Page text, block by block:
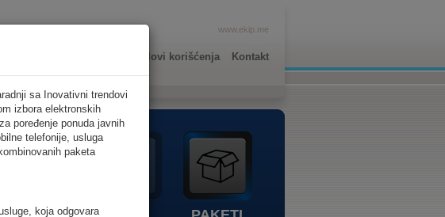
www.ekip.me
Uslovi korišćenja Kontakt
sa Inovativni trendovi
izbora elektronskih
poređenje ponuda javnih
telefonije, usluga
paketa
koja odgovara